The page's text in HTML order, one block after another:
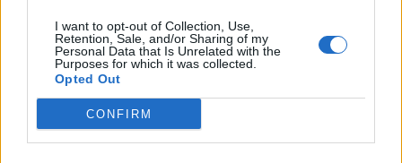
I want to opt-out of Collection, Use,
Retention, Sale, and/or Sharing of my
Personal Data that Is Unrelated with the
Purposes for which it was collected.
Opted Out
CONFIRM